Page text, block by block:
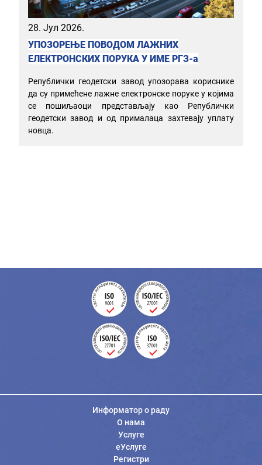
28. Јул 2026.
УПОЗОРЕЊЕ ПОВОДОМ ЛАЖНИХ
ЕЛЕКТРОНСКИХ ПОРУКА У ИМЕ РГЗ-а
Републички геодетски завод упозорава кориснике
да су примећене лажне електронске поруке у којима
се пошиљаоци представљају као Републички
геодетски завод и од прималаца захтевају уплату
новца.
Информатор о раду
О нама
Услуге
еУслуге
Регистри